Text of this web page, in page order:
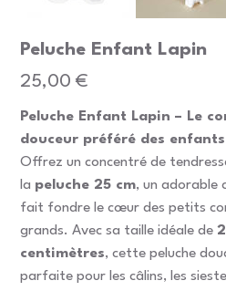
Peluche Enfant Lapin
Prix
25,00 €
Peluche Enfant Lapin – Le
douceur préféré des enfants
Offrez un concentré de
la peluche 25 cm, un adorable
fait fondre le cœur des petits
grands. Avec sa taille idéale de
centimètres, cette peluche
parfaite pour les câlins, les